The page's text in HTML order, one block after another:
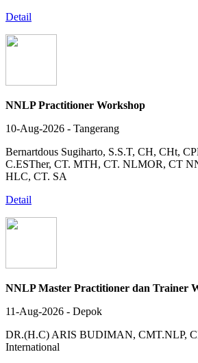
Detail
NNLP Practitioner Workshop
10-Aug-2026 - Tangerang
Bernartdous Sugiharto, S.S.T, CH, CHt,
C.ESTher, CT. MTH, CT. NLMOR, CT
HLC, CT. SA
Detail
NNLP Master Practitioner dan Trainer
11-Aug-2026 - Depok
DR.(H.C) ARIS BUDIMAN, CMT.NLP,
International